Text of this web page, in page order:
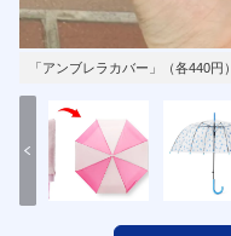
「アンブレラカバー」（各440円）